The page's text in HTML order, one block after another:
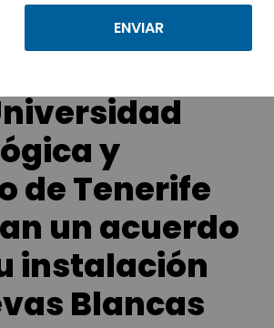
y
de Tenerife
un acuerdo
instalación
Blancas